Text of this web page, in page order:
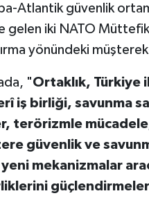
Atlantik güvenlik
gelen iki NATO
yönündeki müşterek
"Ortaklık, Türkiye
iş birliği, savunma
mücadele,
güvenlik ve
mekanizmalar